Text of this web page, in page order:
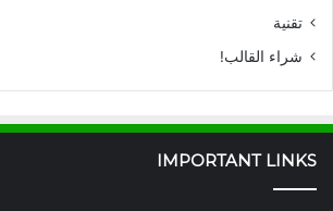
تقنية
شراء القالب!
IMPORTANT LINKS